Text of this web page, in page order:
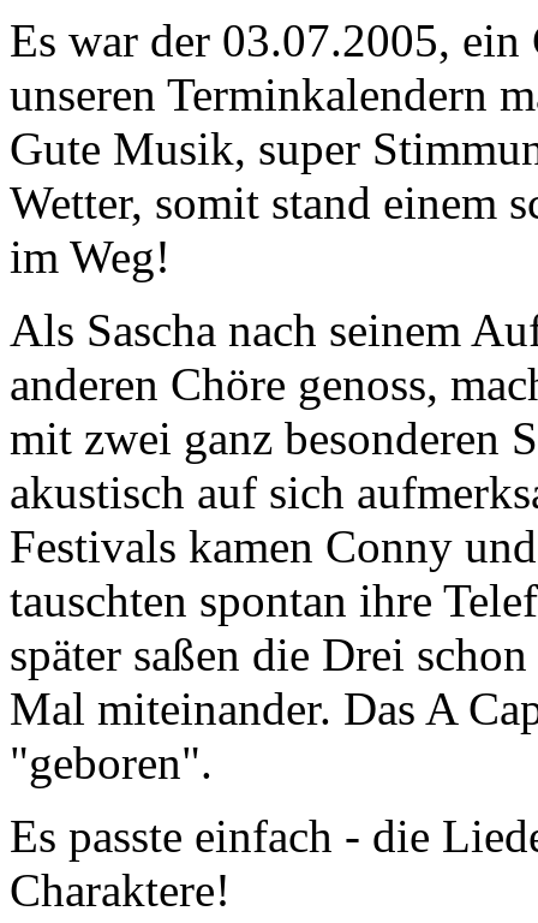
Es war der 03.07.2005,
unseren Terminkalendern
Gute Musik, super
Wetter, somit stand einem
im Weg!
Als Sascha nach seinem
anderen Chöre genoss,
mit zwei ganz besonderen
akustisch auf sich
Festivals kamen Conny
tauschten spontan ihre
später saßen die Drei
Mal miteinander. Das A
"geboren".
Es passte einfach - die
Charaktere!